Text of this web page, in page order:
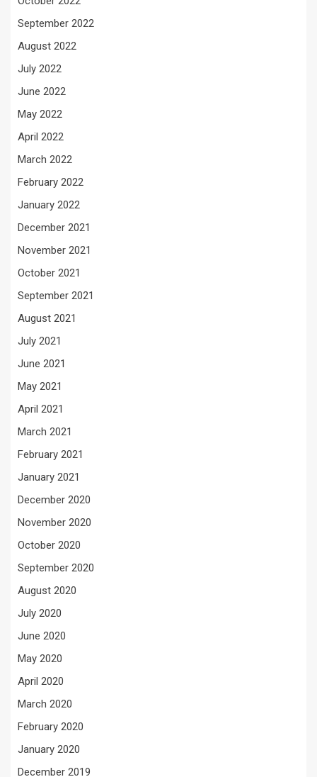
September 2022
August 2022
July 2022
June 2022
May 2022
April 2022
March 2022
February 2022
January 2022
December 2021
November 2021
October 2021
September 2021
August 2021
July 2021
June 2021
May 2021
April 2021
March 2021
February 2021
January 2021
December 2020
November 2020
October 2020
September 2020
August 2020
July 2020
June 2020
May 2020
April 2020
March 2020
February 2020
January 2020
December 2019